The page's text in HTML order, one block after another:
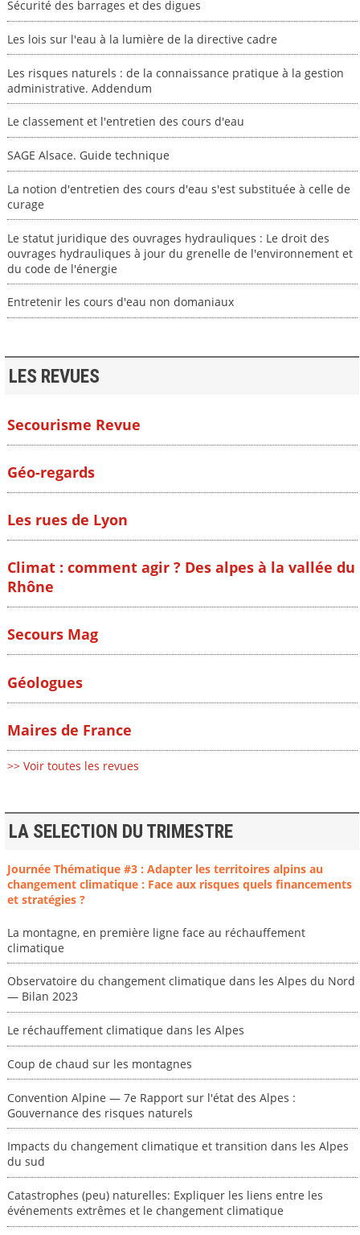
Sécurité des barrages et des digues
Les lois sur l'eau à la lumière de la directive cadre
Les risques naturels : de la connaissance pratique à la gestion
administrative. Addendum
Le classement et l'entretien des cours d'eau
SAGE Alsace. Guide technique
La notion d'entretien des cours d'eau s'est substituée à celle de
curage
Le statut juridique des ouvrages hydrauliques : Le droit des
ouvrages hydrauliques à jour du grenelle de l'environnement et
du code de l'énergie
Entretenir les cours d'eau non domaniaux
LES REVUES
Secourisme Revue
Géo-regards
Les rues de Lyon
Climat : comment agir ? Des alpes à la vallée du
Rhône
Secours Mag
Géologues
Maires de France
>> Voir toutes les revues
LA SELECTION DU TRIMESTRE
Journée Thématique #3 : Adapter les territoires alpins au
changement climatique : Face aux risques quels financements
et stratégies ?
La montagne, en première ligne face au réchauffement
climatique
Observatoire du changement climatique dans les Alpes du Nord
— Bilan 2023
Le réchauffement climatique dans les Alpes
Coup de chaud sur les montagnes
Convention Alpine — 7e Rapport sur l'état des Alpes :
Gouvernance des risques naturels
Impacts du changement climatique et transition dans les Alpes
du sud
Catastrophes (peu) naturelles: Expliquer les liens entre les
événements extrêmes et le changement climatique